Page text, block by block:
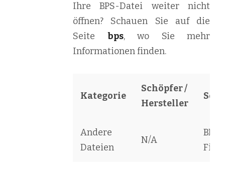
Ihre BPS-Datei weiter nicht
öffnen? Schauen Sie auf die
Seite bps, wo Sie mehr
Informationen finden.
Kategorie
Schöpfer /
Hersteller
Andere
Dateien
N/A
BPS
File